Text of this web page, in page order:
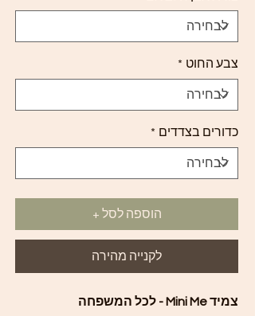
צבע החוט *
כדורים בצדדים *
הוספה לסל +
לקנייה מהירה
צמיד Mini Me - לכל המשפחה